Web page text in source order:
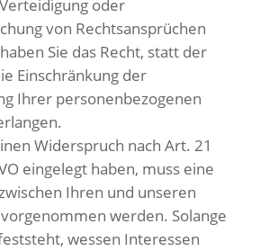
oder
von Rechtsansprüchen
Sie das Recht, statt der
Einschränkung der
Ihrer personenbezogenen
Widerspruch nach Art. 21
eingelegt haben, muss eine
Ihren und unseren
werden. Solange
wessen Interessen